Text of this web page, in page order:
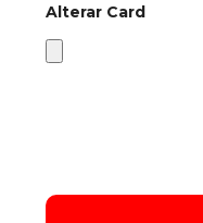
Alterar Card